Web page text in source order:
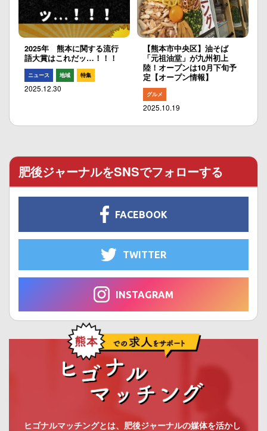
2025年 熊本に関する流行
語大賞はこれだッ…！！！
ニュース 地域 特集
2025.12.30
【熊本市中央区】油そば
「元祖油堂」が九州初上
陸！オープンは10月下旬予
定【オープン情報】
グルメ
2025.10.19
肥後ジャーナルをSNSでフォローする
FACEBOOK
TWITTER
INSTAGRAM
ヒゴナルマッチングとは、肥後ジャーナルの媒体を活かし